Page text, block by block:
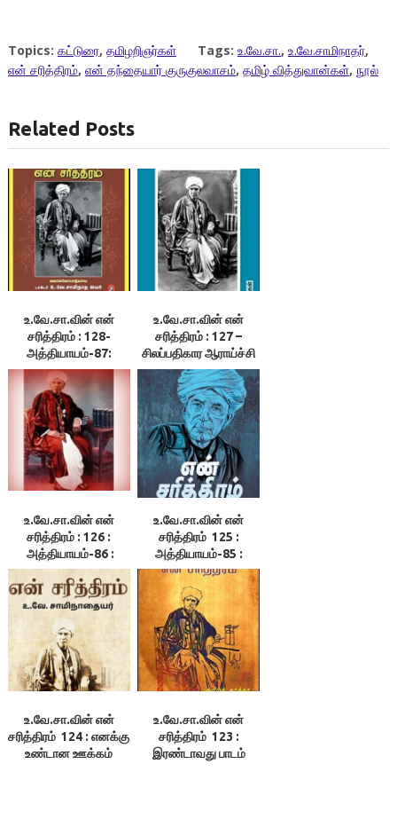
Topics: கட்டுரை, தமிழறிஞர்கள் Tags: உ.வே.சா., உ.வே.சாமிநாதர்,
என் சரித்திரம், என் தந்தையார் குருகுலவாசம், தமிழ் வித்துவான்கள், நூல்
Related Posts
உ.வே.சா.வின் என்
சரித்திரம் : 128-
அத்தியாயம்-87:
கவலையற்ற வாழ்க்கை
உ.வே.சா.வின் என்
சரித்திரம் : 127 –
சிலப்பதிகார ஆராய்ச்சி
உ.வே.சா.வின் என்
சரித்திரம் : 126 :
அத்தியாயம்-86 :
விடுமுறை நிகழ்ச்சிகள்
உ.வே.சா.வின் என்
சரித்திரம் 125 :
அத்தியாயம்-85 :
கோபால ராவின்
கருணை
உ.வே.சா.வின் என்
சரித்திரம் 124 : எனக்கு
உண்டான ஊக்கம்
உ.வே.சா.வின் என்
சரித்திரம் 123 :
இரண்டாவது பாடம்